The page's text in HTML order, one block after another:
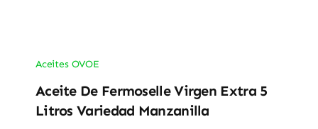
Aceites OVOE
Aceite De Fermoselle Virgen Extra 5
Litros Variedad Manzanilla